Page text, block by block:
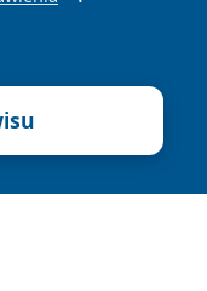
Cookies